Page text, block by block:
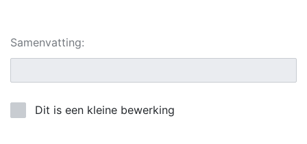
Samenvatting:
Dit is een kleine bewerking